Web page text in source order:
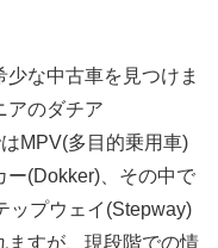
な中古車を見つけま
アのダチア
MPV(多目的乗用車)
ー(Dokker)、その中で
ップウェイ(Stepway)
ますが、現段階での情